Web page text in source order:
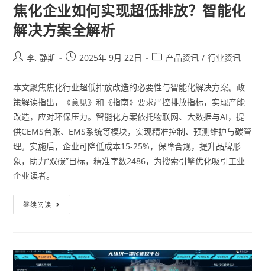
焦化企业如何实现超低排放？智能化
解决方案全解析
李, 静斯 2025年 9月 22日 产品资讯 / 行业资讯
本文聚焦焦化行业超低排放改造的必要性与智能化解决方案。政
策解读指出，《意见》和《指南》要求严控排放指标，实现产能
改造，应对环保压力。智能化方案依托物联网、大数据与AI，提
供CEMS台账、EMS系统等模块，实现精准控制、预测维护与碳管
理。实施后，企业可降低成本15-25%，保障合规，提升品牌形
象，助力“双碳”目标，精准字数2486，为搜索引擎优化吸引工业
企业读者。
继续阅读